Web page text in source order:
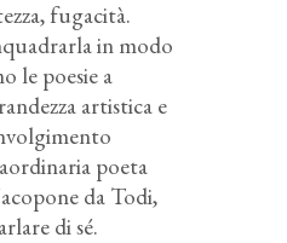
fugacità.
in modo
le poesie a
artistica e
poeta
da Todi,
di sé.